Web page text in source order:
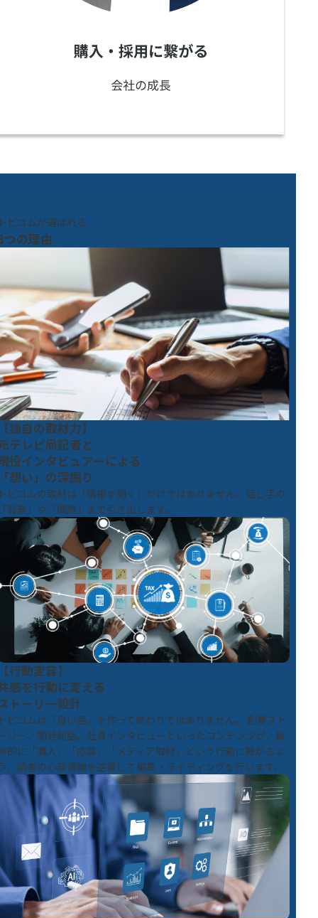
ビコムが選ばれる
つの理由
独自の取材力】
テレビ局記者と
役インタビュアーによる
想い」の深掘り
ビコムの取材は「情報を聞く」だけではありません。話し手の
背景」や「情熱」まで引き出します。
行動変容】
感を行動に変える
トーリー設計
ビコムは「良い話」を作って終わりではありません。 創業スト
リー、開発秘話、社員インタビューといったコンテンツが、最
的に「購入」「応募」「メディア取材」という行動に繋がるよ
、読者の心理導線を逆算して編集・ライティングを行います。